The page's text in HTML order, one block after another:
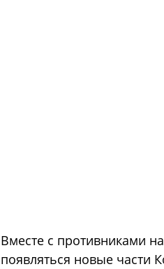
Вместе с противниками
появляться новые части